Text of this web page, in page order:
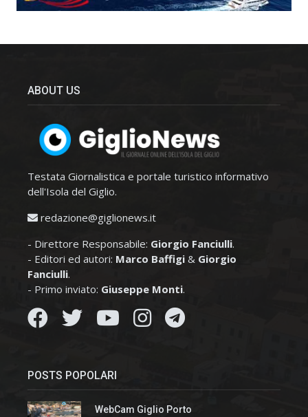
ABOUT US
Testata Giornalistica e portale turistico informativo
dell'Isola del Giglio.
redazione@giglionews.it
- Direttore Responsabile: Giorgio Fanciulli.
- Editori ed autori: Marco Baffigi & Giorgio
Fanciulli.
- Primo inviato: Giuseppe Monti.
POSTS POPOLARI
WebCam Giglio Porto